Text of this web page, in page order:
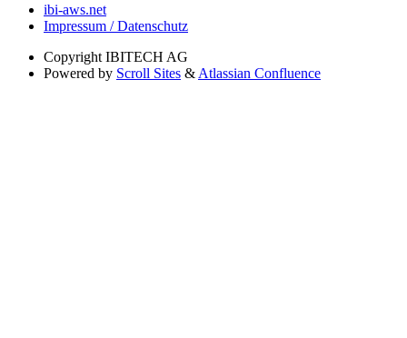
ibi-aws.net
Impressum / Datenschutz
Copyright IBITECH AG
Powered by Scroll Sites & Atlassian Confluence